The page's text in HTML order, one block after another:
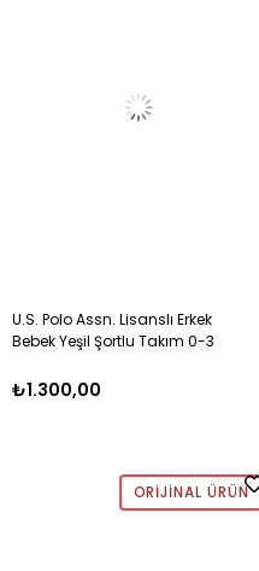
U.S. Polo Assn. Lisanslı Erkek
Bebek Yeşil Şortlu Takım 0-3
₺1.300,00
ORIJINAL ÜRÜN